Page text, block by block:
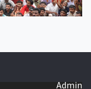
Admin